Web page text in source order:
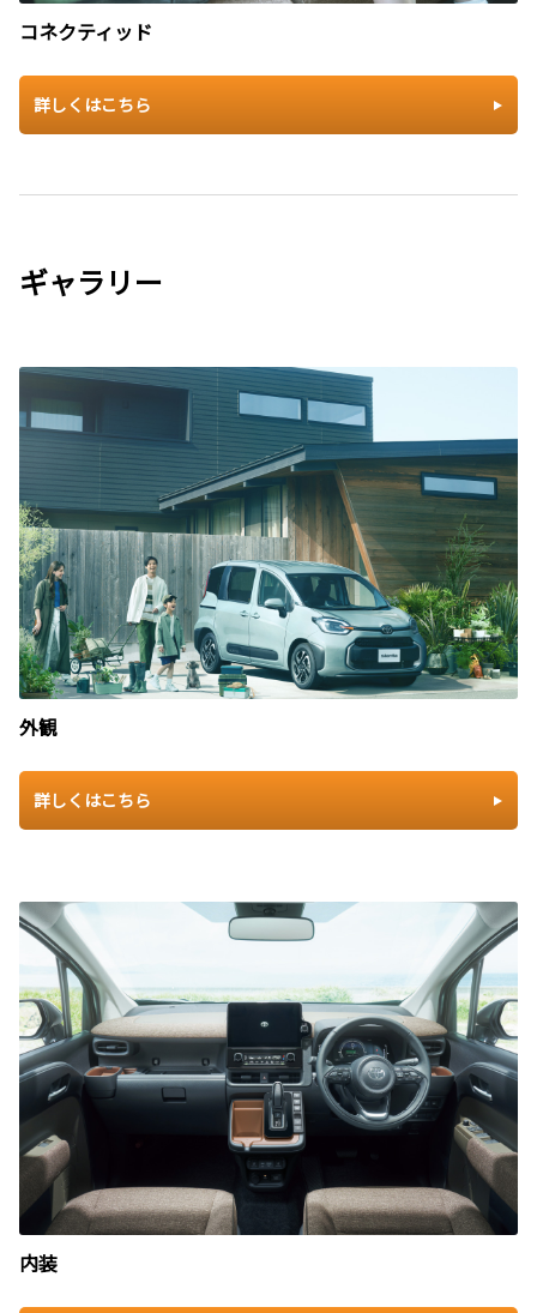
コネクティッド
詳しくはこちら
ギャラリー
外観
詳しくはこちら
内装